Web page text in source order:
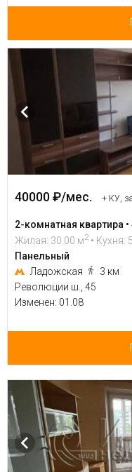
40000 ₽/мес. + КУ,
2-комнатная квартира
Жилая: 30.00 м2 • Кухня:
Панельный
Ладожская
3 км
Революции ш., 45
Изменен: 01.08